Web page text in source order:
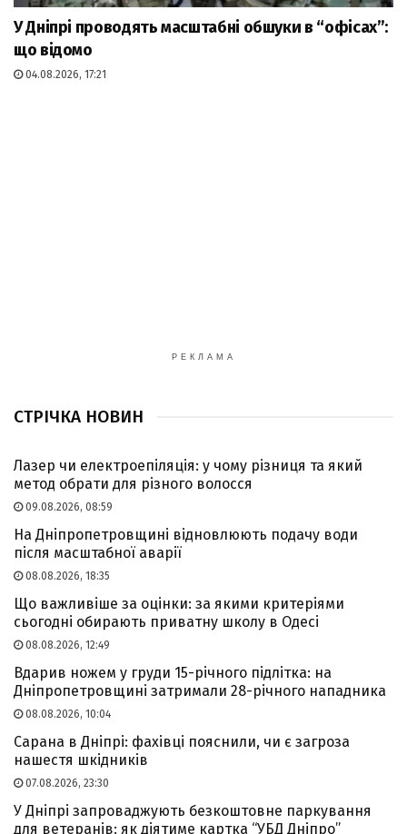
У Дніпрі проводять масштабні обшуки в “офісах”:
що відомо
04.08.2026, 17:21
РЕКЛАМА
СТРІЧКА НОВИН
Лазер чи електроепіляція: у чому різниця та який
метод обрати для різного волосся
09.08.2026, 08:59
На Дніпропетровщині відновлюють подачу води
після масштабної аварії
08.08.2026, 18:35
Що важливіше за оцінки: за якими критеріями
сьогодні обирають приватну школу в Одесі
08.08.2026, 12:49
Вдарив ножем у груди 15-річного підлітка: на
Дніпропетровщині затримали 28-річного нападника
08.08.2026, 10:04
Сарана в Дніпрі: фахівці пояснили, чи є загроза
нашестя шкідників
07.08.2026, 23:30
У Дніпрі запроваджують безкоштовне паркування
для ветеранів: як діятиме картка “УБД Дніпро”